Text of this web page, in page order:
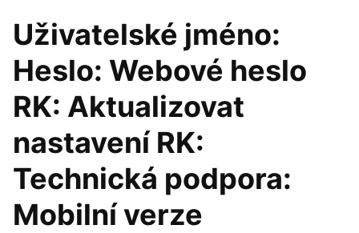
Uživatelské jméno:
Heslo: Webové heslo
RK: Aktualizovat
nastavení RK:
Technická podpora:
Mobilní verze